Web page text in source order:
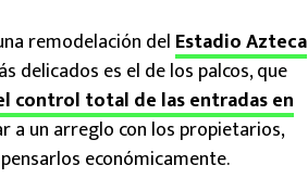
remodelación del Estadio Azteca
delicados es el de los palcos, que
control total de las entradas en
a un arreglo con los propietarios,
económicamente.